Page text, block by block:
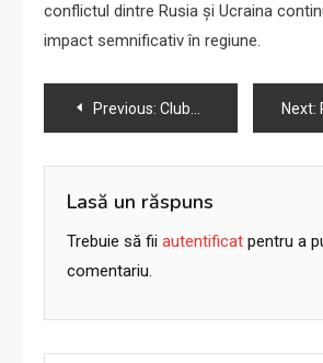
conflictul dintre Rusia și Ucraina
impact semnificativ în regiune.
Navigare
în
articole
Previous: Clubul Antreprenorului Roman – antreprenorclub.ro – Revista Antreprenorului Next:
Lasă un răspuns
Trebuie să fii autentificat pentru a
comentariu.